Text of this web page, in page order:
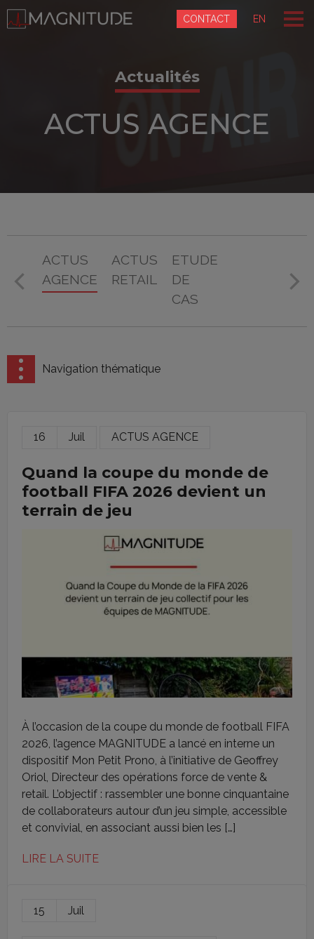
Panneau de gestion des cookies
CONTACT EN
Actualités
ACTUS AGENCE
ACTUS
AGENCE
ACTUS
RETAIL
ETUDE
DE
CAS
Navigation thématique
16 Juil ACTUS AGENCE
Quand la coupe du monde de
football FIFA 2026 devient un
terrain de jeu
À l’occasion de la coupe du monde de football FIFA
2026, l’agence MAGNITUDE a lancé en interne un
dispositif Mon Petit Prono, à l’initiative de Geoffrey
Oriol, Directeur des opérations force de vente &
retail. L’objectif : rassembler une bonne cinquantaine
de collaborateurs autour d’un jeu simple, accessible
et convivial, en associant aussi bien les […]
LIRE LA SUITE
15 Juil